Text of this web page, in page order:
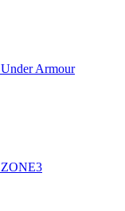
Under Armour
ZONE3